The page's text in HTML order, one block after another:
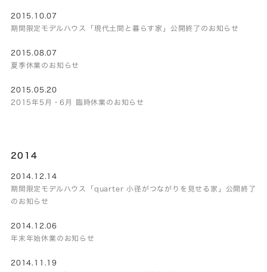
2015.10.07
期間限定モデルハウス「現代土間と暮らす家」公開終了のお知らせ
2015.08.07
夏季休業のお知らせ
2015.05.20
2015年5月・6月 臨時休業のお知らせ
2014
2014.12.14
期間限定モデルハウス「quarter 小径がつながりを見せる家」公開終了
のお知らせ
2014.12.06
年末年始休業のお知らせ
2014.11.19